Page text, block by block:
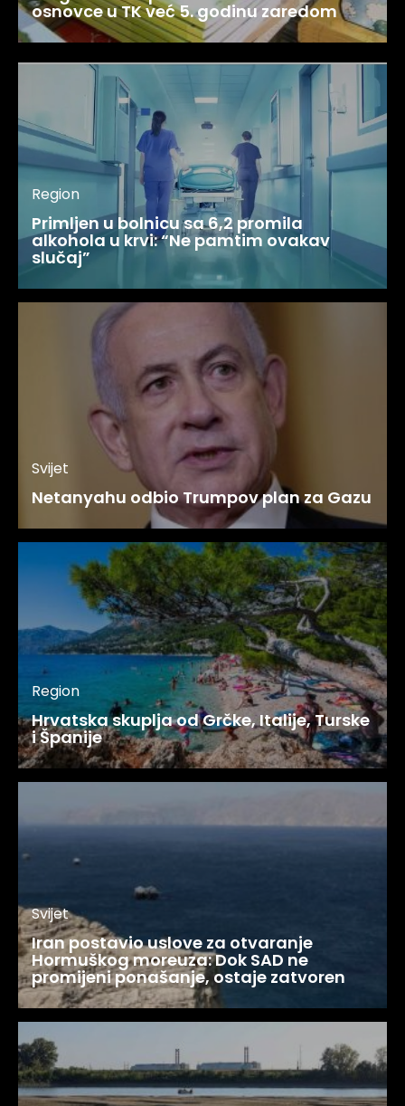
osnovce u TK već 5. godinu zaredom
Region
Primljen u bolnicu sa 6,2 promila
alkohola u krvi: “Ne pamtim ovakav
slučaj”
Svijet
Netanyahu odbio Trumpov plan za Gazu
Region
Hrvatska skuplja od Grčke, Italije, Turske
i Španije
Svijet
Iran postavio uslove za otvaranje
Hormuškog moreuza: Dok SAD ne
promijeni ponašanje, ostaje zatvoren